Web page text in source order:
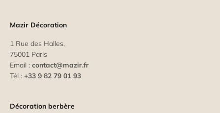
Mazir Décoration
1 Rue des Halles,
75001 Paris
Email : contact@mazir.fr
Tél : +33 9 82 79 01 93
Décoration berbère